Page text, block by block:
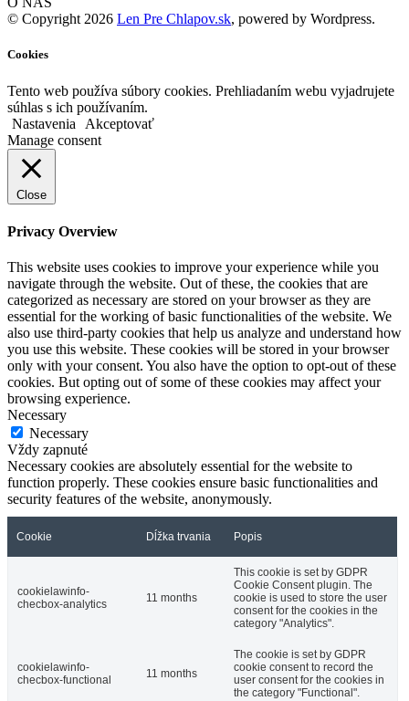
© Copyright 2026 Len Pre Chlapov.sk, powered by Wordpress.
Cookies
Tento web používa súbory cookies. Prehliadaním webu vyjadrujete
súhlas s ich používaním.
Nastavenia
Akceptovať
Manage consent
Close
Privacy Overview
This website uses cookies to improve your experience while you
navigate through the website. Out of these, the cookies that are
categorized as necessary are stored on your browser as they are
essential for the working of basic functionalities of the website. We
also use third-party cookies that help us analyze and understand how
you use this website. These cookies will be stored in your browser
only with your consent. You also have the option to opt-out of these
cookies. But opting out of some of these cookies may affect your
browsing experience.
Necessary
Necessary
Vždy zapnuté
Necessary cookies are absolutely essential for the website to
function properly. These cookies ensure basic functionalities and
security features of the website, anonymously.
Cookie Dĺžka trvania Popis
cookielawinfo-
checbox-analytics
11 months
This cookie is set by GDPR
Cookie Consent plugin. The
cookie is used to store the user
consent for the cookies in the
category "Analytics".
cookielawinfo-
checbox-functional
11 months
The cookie is set by GDPR
cookie consent to record the
user consent for the cookies in
the category "Functional".